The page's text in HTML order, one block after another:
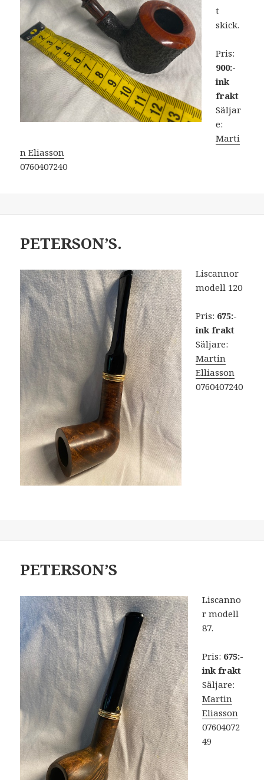
t
skick.
Pris:
900:-
ink
frakt
Säljar
e:
Marti
n Eliasson
0760407240
PETERSON’S.
Liscannor
modell 120
Pris: 675:-
ink frakt
Säljare:
Martin
Elliasson
0760407240
PETERSON’S
Liscanno
r modell
87.
Pris: 675:-
ink frakt
Säljare:
Martin
Eliasson
07604072
49